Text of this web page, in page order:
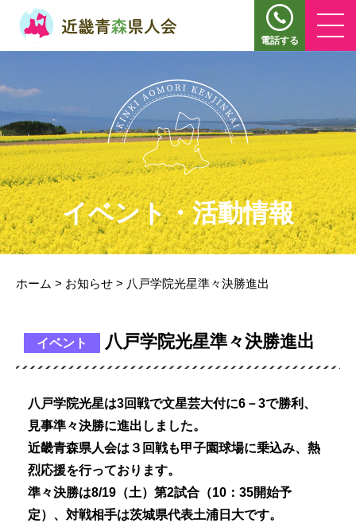
電話する
イベント・活動情報
ホーム > お知らせ > 八戸学院光星準々決勝進出
イベント 八戸学院光星準々決勝進出
八戸学院光星は3回戦で文星芸大付に6－3で勝利、
見事準々決勝に進出しました。
近畿青森県人会は３回戦も甲子園球場に乗込み、熱
烈応援を行っております。
準々決勝は8/19（土）第2試合（10：35開始予
定）、対戦相手は茨城県代表土浦日大です。